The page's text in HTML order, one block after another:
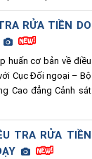
RỬA TIỀN DO
huấn cơ bản về điều
Cục Đối ngoại – Bộ
Cao đẳng Cảnh sát
TRA RỬA TIỀN